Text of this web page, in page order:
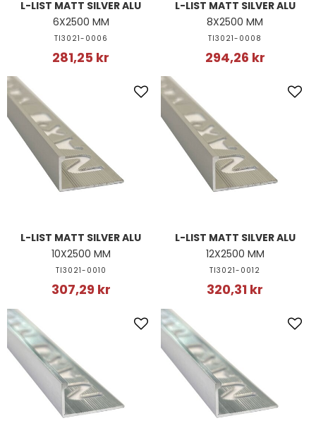
L-LIST MATT SILVER ALU
6X2500 MM
TI3021-0006
281,25 kr
L-LIST MATT SILVER ALU
8X2500 MM
TI3021-0008
294,26 kr
L-LIST MATT SILVER ALU
10X2500 MM
TI3021-0010
307,29 kr
L-LIST MATT SILVER ALU
12X2500 MM
TI3021-0012
320,31 kr